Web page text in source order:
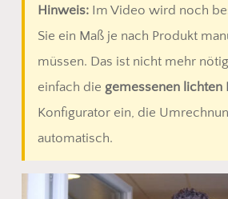
Hinweis:Im Video wird noch
Sie ein Maß je nach Produkt
müssen. Das ist nicht mehr
einfach die gemessenen lichten
Konfigurator ein, die
automatisch.